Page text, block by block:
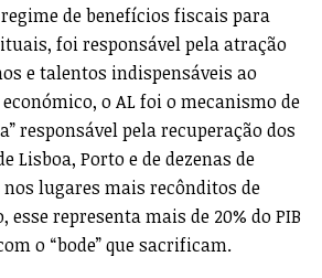
de benefícios fiscais para
foi responsável pela atração
e talentos indispensáveis ao
o AL foi o mecanismo de
responsável pela recuperação dos
Lisboa, Porto e de dezenas de
lugares mais recônditos de
representa mais de 20% do PIB
o “bode” que sacrificam.